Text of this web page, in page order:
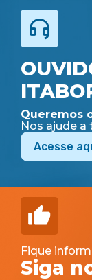
Queremos
Nos ajude a
Acesse
Fique
Siga